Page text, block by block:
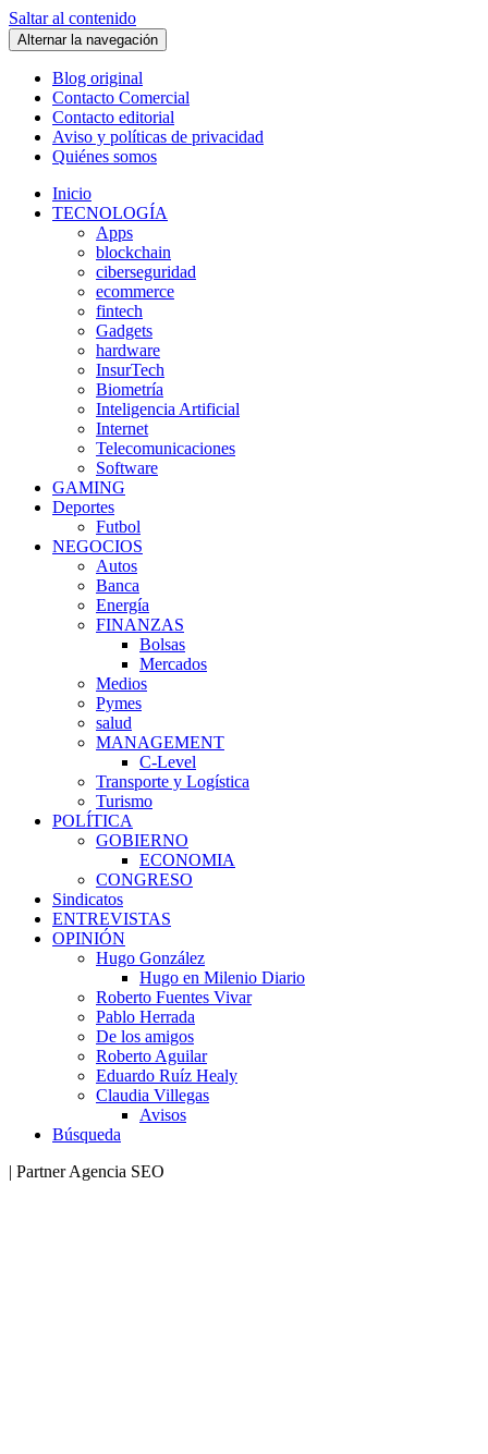
Saltar al contenido
Alternar la navegación
Blog original
Contacto Comercial
Contacto editorial
Aviso y políticas de privacidad
Quiénes somos
Inicio
TECNOLOGÍA
Apps
blockchain
ciberseguridad
ecommerce
fintech
Gadgets
hardware
InsurTech
Biometría
Inteligencia Artificial
Internet
Telecomunicaciones
Software
GAMING
Deportes
Futbol
NEGOCIOS
Autos
Banca
Energía
FINANZAS
Bolsas
Mercados
Medios
Pymes
salud
MANAGEMENT
C-Level
Transporte y Logística
Turismo
POLÍTICA
GOBIERNO
ECONOMIA
CONGRESO
Sindicatos
ENTREVISTAS
OPINIÓN
Hugo González
Hugo en Milenio Diario
Roberto Fuentes Vivar
Pablo Herrada
De los amigos
Roberto Aguilar
Eduardo Ruíz Healy
Claudia Villegas
Avisos
Búsqueda
| Partner Agencia SEO